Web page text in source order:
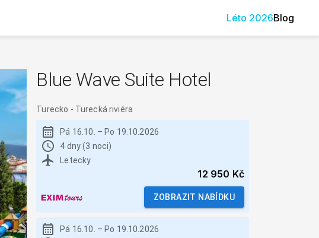
Léto 2026Blog
Blue Wave Suite Hotel
Turecko - Turecká riviéra
Pá 16.10. – Po 19.10.2026
4 dny (3 noci)
Letecky
12 950 Kč
ZOBRAZIT NABÍDKU
Pá 16.10. – Po 19.10.2026